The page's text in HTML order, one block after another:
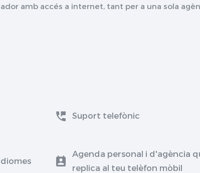
amb accés a internet, tant per a una sola
Suport telefònic
Agenda personal i d'agència
replica al teu telèfon mòbil